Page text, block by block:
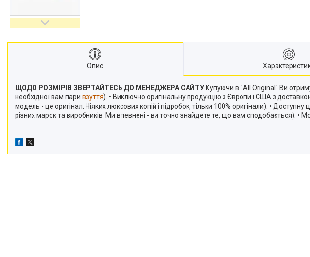
Опис
ЩОДО РОЗМІРІВ ЗВЕРТАЙТЕСЬ ДО МЕНЕДЖЕРА САЙТУ Купуючи в "All Original" Ви
необхідної вам пари взуття). • Виключно оригінальну продукцію з Європи і США з
модель - це оригінал. Ніяких люксових копій і підробок, тільки 100% оригінали). •
різних марок та виробників. Ми впевнені - ви точно знайдете те, що вам сподобається). •